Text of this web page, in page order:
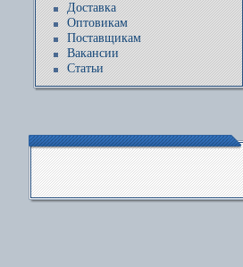
Доставка
Оптовикам
Поставщикам
Вакансии
Статьи